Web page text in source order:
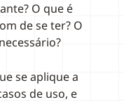
O que é
de se ter? O
se aplique a
de uso, e